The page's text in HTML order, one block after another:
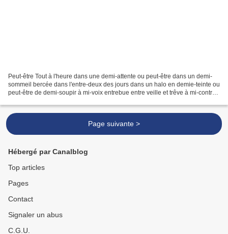
Peut-être Tout à l'heure dans une demi-attente ou peut-être dans un demi-
sommeil bercée dans l'entre-deux des jours dans un halo en demie-teinte ou
peut-être de demi-soupir à mi-voix entrebue entre veille et trêve à mi-contrée
Page suivante >
Hébergé par Canalblog
Top articles
Pages
Contact
Signaler un abus
C.G.U.